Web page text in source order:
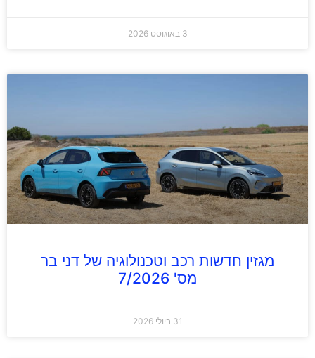
3 באוגוסט 2026
מגזין חדשות רכב וטכנולוגיה של דני בר
מס' 7/2026
31 ביולי 2026